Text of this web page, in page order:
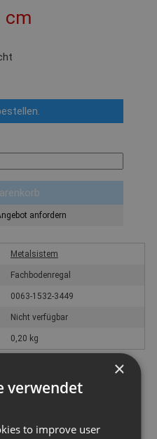
cm
anfordern
Metalsistem
Fachbodenregal
0063-1532-3449
Nicht verfügbar
0,20 kg
auf die
hier angebotene Produkt
Einsatz vorgesehen ist.
v. § 13 BGB ist
×
verwendet
to improve user